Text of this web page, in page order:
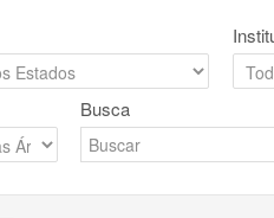
Busca